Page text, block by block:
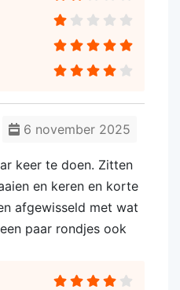
6 november 2025
keer te doen. Zitten
en keren en korte
afgewisseld met wat
paar rondjes ook